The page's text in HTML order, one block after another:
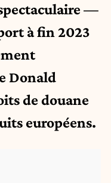
—
à fin 2023
Donald
de douane
européens.